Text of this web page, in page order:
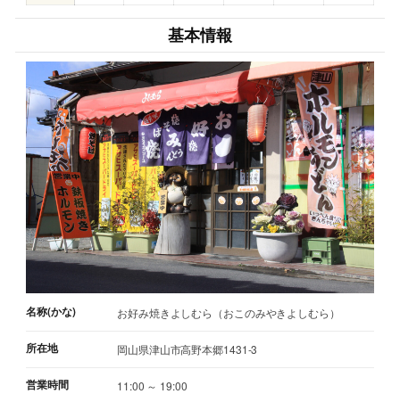
基本情報
名称(かな) お好み焼きよしむら（おこのみやきよしむら）
所在地 岡山県津山市高野本郷1431-3
営業時間
11:00 ～ 19:00